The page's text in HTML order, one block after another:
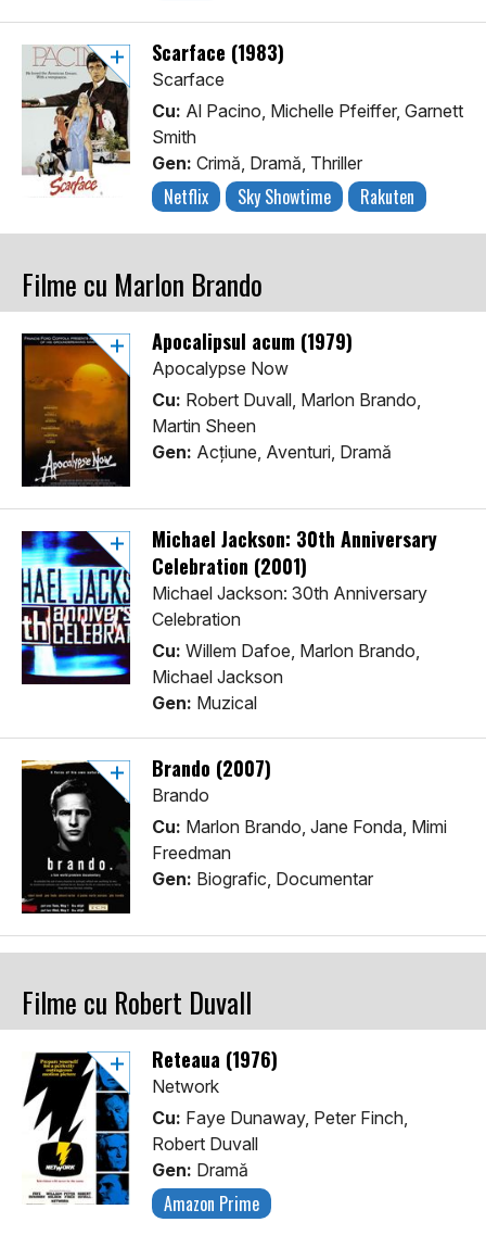
Scarface (1983)
Scarface
Cu: Al Pacino, Michelle Pfeiffer, Garnett
Smith
Gen: Crimă, Dramă, Thriller
Netflix Sky Showtime Rakuten
Filme cu Marlon Brando
Apocalipsul acum (1979)
Apocalypse Now
Cu: Robert Duvall, Marlon Brando,
Martin Sheen
Gen: Acţiune, Aventuri, Dramă
Michael Jackson: 30th Anniversary
Celebration (2001)
Michael Jackson: 30th Anniversary
Celebration
Cu: Willem Dafoe, Marlon Brando,
Michael Jackson
Gen: Muzical
Brando (2007)
Brando
Cu: Marlon Brando, Jane Fonda, Mimi
Freedman
Gen: Biografic, Documentar
Filme cu Robert Duvall
Reteaua (1976)
Network
Cu: Faye Dunaway, Peter Finch,
Robert Duvall
Gen: Dramă
Amazon Prime